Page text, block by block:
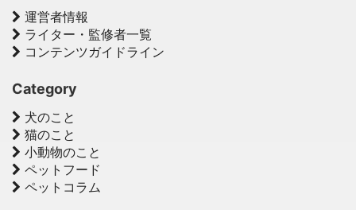
運営者情報
ライター・監修者一覧
コンテンツガイドライン
Category
犬のこと
猫のこと
小動物のこと
ペットフード
ペットコラム